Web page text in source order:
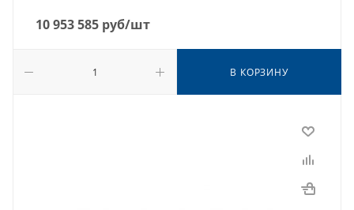
10 953 585 руб/шт
В КОРЗИНУ